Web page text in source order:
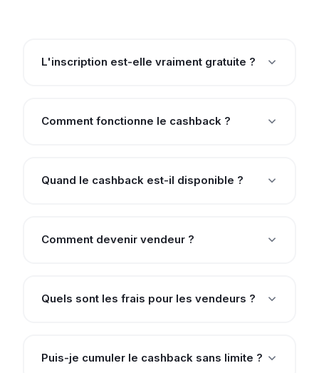
L'inscription est-elle vraiment gratuite ?
Comment fonctionne le cashback ?
Quand le cashback est-il disponible ?
Comment devenir vendeur ?
Quels sont les frais pour les vendeurs ?
Puis-je cumuler le cashback sans limite ?